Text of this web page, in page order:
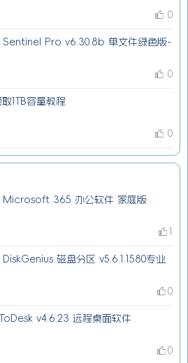
0
Sentinel Pro v6.30.8b 单文件绿色版-
0
1TB容量教程
0
Microsoft 365 办公软件 家庭版
1
DiskGenius 磁盘分区 v5.6.1.1580专业
0
v4.6.23 远程桌面软件
0